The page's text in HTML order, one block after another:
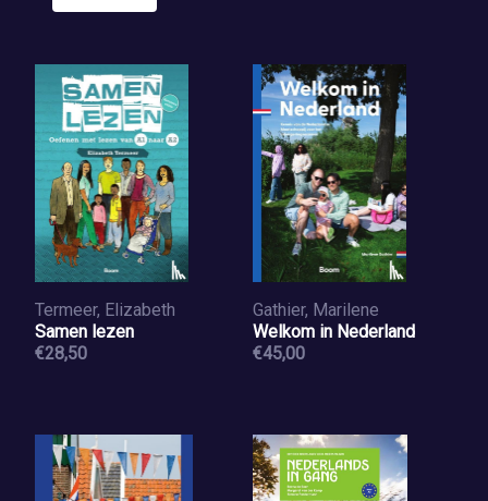
Termeer, Elizabeth
Samen lezen
€28,50
Gathier, Marilene
Welkom in Nederland
€45,00